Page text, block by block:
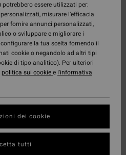
essere utilizzati per:
misurare l’efficacia
fornire annunci personalizzati,
o sviluppare e migliorare i
la tua scelta fornendo il
cookie o negandolo ad altri tipi
di tipo analitico). Per ulteriori
politica sui cookiee l'informativa
dei cookie
tutti